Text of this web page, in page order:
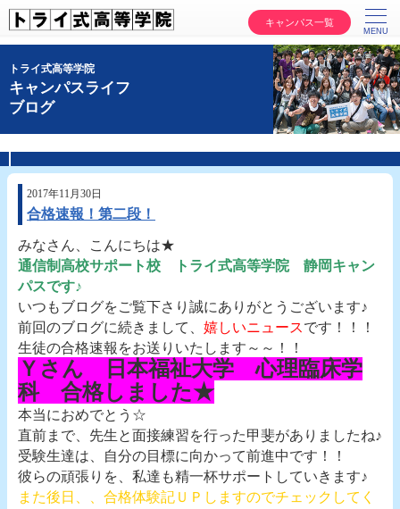
キャンパス一覧
トライ式高等学院
キャンパスライフ
ブログ
2017年11月30日
合格速報！第二段！
みなさん、こんにちは★
通信制高校サポート校 トライ式高等学院 静岡キャン
パスです♪
いつもブログをご覧下さり誠にありがとうございます♪
前回のブログに続きまして、 嬉しいニュースです！！！
生徒の合格速報をお送りいたします～～！！
Ｙさん 日本福祉大学 心理臨床学
科 合格しました★
本当におめでとう☆
直前まで、先生と面接練習を行った甲斐がありましたね♪
受験生達は、自分の目標に向かって前進中です！！
彼らの頑張りを、私達も精一杯サポートしていきます♪
また後日、、合格体験記ＵＰしますのでチェックしてく